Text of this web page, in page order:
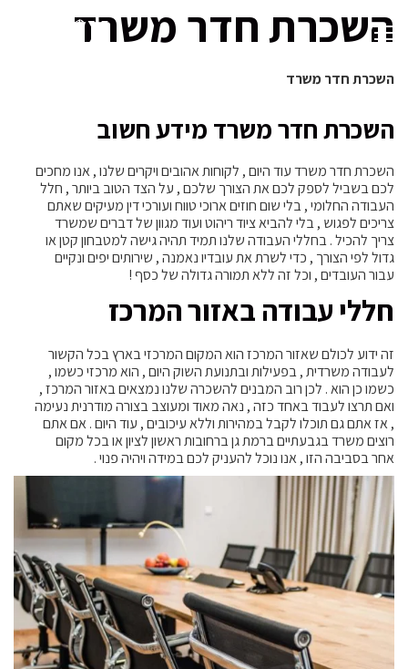
השכרת חדר משרד
השכרת חדר משרד
השכרת חדר משרד מידע חשוב
השכרת חדר משרד עוד היום , לקוחות אהובים ויקרים שלנו , אנו מחכים
לכם בשביל לספק לכם את הצורך שלכם , על הצד הטוב ביותר , חלל
העבודה החלומי , בלי שום חוזים ארוכי טווח ועורכי דין מעיקים שאתם
צריכים לפגוש , בלי להביא ציוד ריהוט ועוד מגוון של דברים שמשרד
צריך להכיל . בחללי העבודה שלנו תמיד תהיה גישה למטבחון קטן או
גדול לפי הצורך , כדי לשרת את עובדיו נאמנה , שירותים יפים ונקיים
עבור העובדים , וכל זה ללא תמורה גדולה של כסף !
חללי עבודה באזור המרכז
זה ידוע לכולם שאזור המרכז הוא המקום המרכזי בארץ בכל הקשור
לעבודה משרדית , בפעילות ובתנועת השוק היום , הוא מרכזי כשמו ,
כשמו כן הוא . לכן רוב המבנים להשכרה שלנו נמצאים באזור המרכז ,
ואם תרצו לעבוד באחד כזה , נאה מאוד ומעוצב בצורה מודרנית נעימה
, אז אתם גם תוכלו לקבל במהירות וללא עיכובים , עוד היום . אם אתם
רוצים משרד בגבעתיים ברמת גן ברחובות ראשון לציון או בכל מקום
אחר בסביבה הזו , אנו נוכל להעניק לכם במידה ויהיה פנוי .